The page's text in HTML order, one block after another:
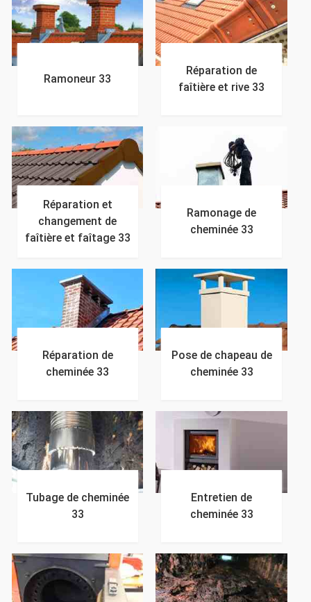
Ramoneur 33
Réparation de
faîtière et rive 33
Réparation et
changement de
faîtière et faîtage 33
Ramonage de
cheminée 33
Réparation de
cheminée 33
Pose de chapeau de
cheminée 33
Tubage de cheminée
33
Entretien de
cheminée 33